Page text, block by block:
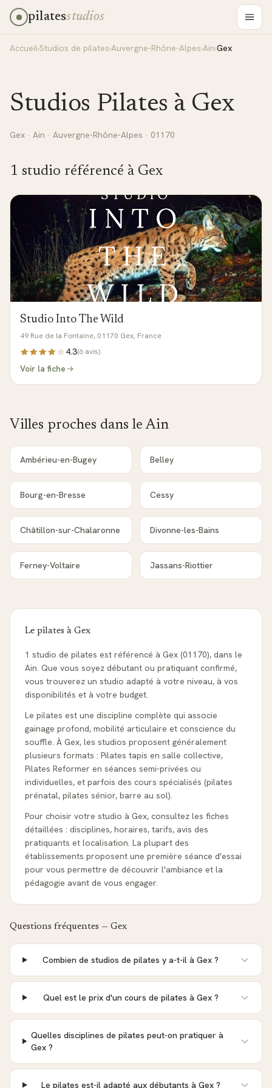
pilatesstudios
Accueil›Studios de pilates›Auvergne-Rhône-Alpes›Ain›Gex
Studios Pilates à Gex
Gex · Ain · Auvergne-Rhône-Alpes · 01170
1 studio référencé à Gex
Studio Into The Wild
49 Rue de la Fontaine, 01170 Gex, France
4.3(6 avis)
Voir la fiche
Villes proches dans leAin
Ambérieu-en-Bugey Belley
Bourg-en-Bresse Cessy
Châtillon-sur-Chalaronne Divonne-les-Bains
Ferney-Voltaire Jassans-Riottier
Le pilates à Gex
1 studio de pilates est référencé à Gex (01170), dans le
Ain. Que vous soyez débutant ou pratiquant confirmé,
vous trouverez un studio adapté à votre niveau, à vos
disponibilités et à votre budget.
Le pilates est une discipline complète qui associe
gainage profond, mobilité articulaire et conscience du
souffle. À Gex, les studios proposent généralement
plusieurs formats : Pilates tapis en salle collective,
Pilates Reformer en séances semi-privées ou
individuelles, et parfois des cours spécialisés (pilates
prénatal, pilates sénior, barre au sol).
Pour choisir votre studio à Gex, consultez les fiches
détaillées : disciplines, horaires, tarifs, avis des
pratiquants et localisation. La plupart des
établissements proposent une première séance d'essai
pour vous permettre de découvrir l'ambiance et la
pédagogie avant de vous engager.
Questions fréquentes — Gex
Combien de studios de pilates y a-t-il à Gex ?
Quel est le prix d'un cours de pilates à Gex ?
Quelles disciplines de pilates peut-on pratiquer à
Gex ?
Le pilates est-il adapté aux débutants à Gex ?